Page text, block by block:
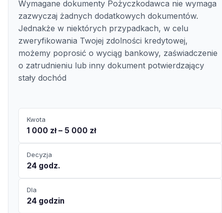
Wymagane dokumenty Pożyczkodawca nie wymaga
zazwyczaj żadnych dodatkowych dokumentów.
Jednakże w niektórych przypadkach, w celu
zweryfikowania Twojej zdolności kredytowej,
możemy poprosić o wyciąg bankowy, zaświadczenie
o zatrudnieniu lub inny dokument potwierdzający
stały dochód
Kwota
1 000 zł – 5 000 zł
Decyzja
24 godz.
Dla
24 godzin